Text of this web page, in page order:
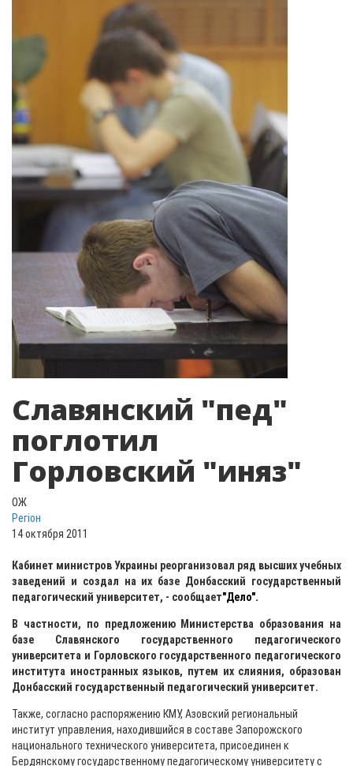
Славянский "пед"
поглотил
Горловский "иняз"
ОЖ
Регіон
14 октября 2011
Кабинет министров Украины реорганизовал ряд высших учебных
заведений и создал на их базе Донбасский государственный
педагогический университет, - сообщает"Дело".
В частности, по предложению Министерства образования на
базе Славянского государственного педагогического
университета и Горловского государственного педагогического
института иностранных языков, путем их слияния, образован
Донбасский государственный педагогический университет.
Также, согласно распоряжению КМУ, Азовский региональный
институт управления, находившийся в составе Запорожского
национального технического университета, присоединен к
Бердянскому государственному педагогическому университету с